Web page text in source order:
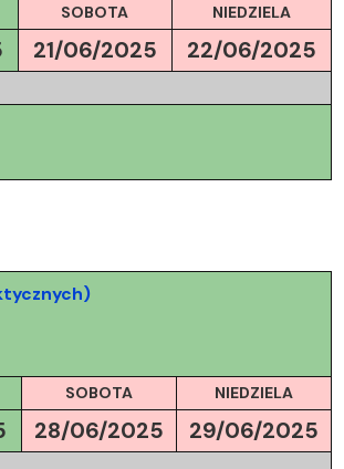
SOBOTA NIEDZIELA
21/06/2025 22/06/2025
SOBOTA NIEDZIELA
28/06/2025 29/06/2025